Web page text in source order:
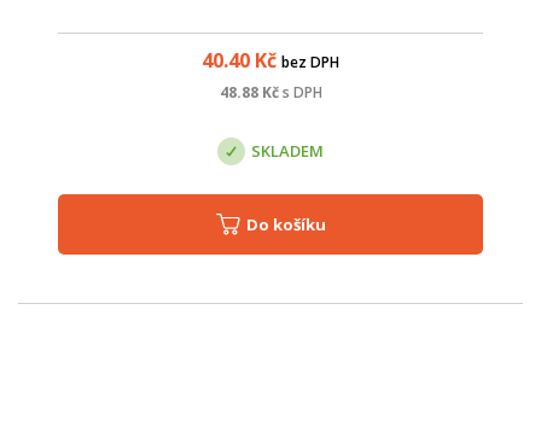
40.40 Kč bez DPH
48.88Kč s DPH
SKLADEM
Do košíku